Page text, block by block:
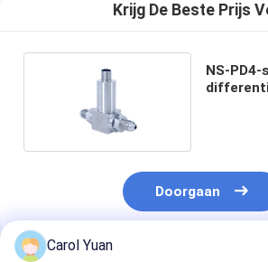
Krijg De Beste Prijs
NS-PD4-
Doorgaan
Carol Yuan